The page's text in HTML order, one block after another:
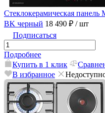
Стеклокерамическая
BK черный 18 490 ₽ / шт
Подписаться
Подробнее
Купить в 1 клик
В избранное